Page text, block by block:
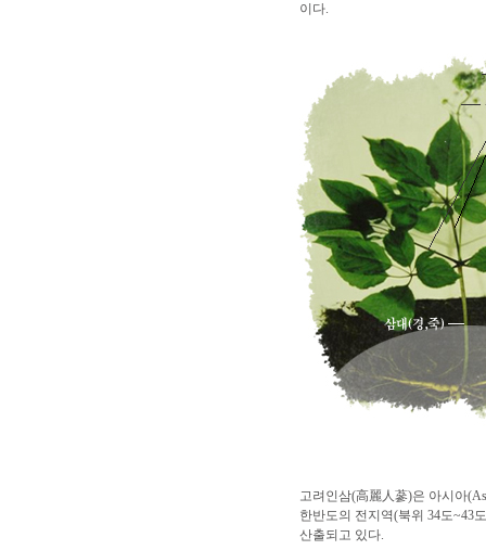
이다.
고려인삼(高麗人蔘)은 아시아
한반도의 전지역(북위 34도~43
산출되고 있다.